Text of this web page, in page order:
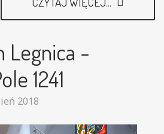
Legnica -
1241
2018